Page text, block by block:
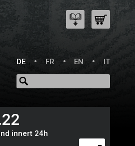
DE
FR EN IT
innert 24h